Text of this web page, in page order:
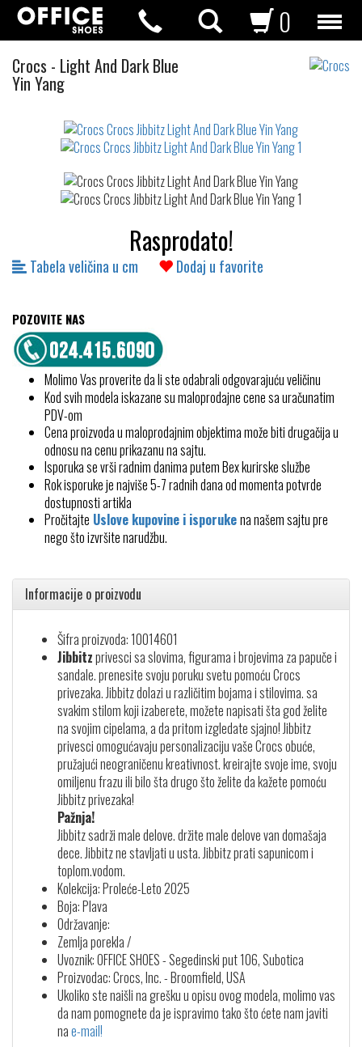
0
Crocs Crocs
Jibbitz
- Light And Dark Blue
Yin Yang
waterproof
waterrepellent
Rasprodato!
Tabela veličina u cm Dodaj u favorite
POZOVITE NAS
Molimo Vas proverite da li ste odabrali odgovarajuću veličinu
Kod svih modela iskazane su maloprodajne cene sa uračunatim
PDV-om
Cena proizvoda u maloprodajnim objektima može biti drugačija u
odnosu na cenu prikazanu na sajtu.
Isporuka se vrši radnim danima putem Bex kurirske službe
Rok isporuke je najviše 5-7 radnih dana od momenta potvrde
dostupnosti artikla
Pročitajte Uslove kupovine i isporukena našem sajtu pre
nego što izvršite narudžbu.
Informacije o proizvodu
Šifra proizvoda: 10014601
Jibbitzprivesci sa slovima, figurama i brojevima za papuče i
sandale. prenesite svoju poruku svetu pomoću Crocs
privezaka. Jibbitz dolazi u različitim bojama i stilovima. sa
svakim stilom koji izaberete, možete napisati šta god želite
na svojim cipelama, a da pritom izgledate sjajno! Jibbitz
privesci omogućavaju personalizaciju vaše Crocs obuće,
pružajući neograničenu kreativnost. kreirajte svoje ime, svoju
omiljenu frazu ili bilo šta drugo što želite da kažete pomoću
Jibbitz privezaka!
Pažnja!
Jibbitz sadrži male delove. držite male delove van domašaja
dece. Jibbitz ne stavljati u usta. Jibbitz prati sapunicom i
toplom.vodom.
Kolekcija: Proleće-Leto 2025
Boja: Plava
Održavanje:
Zemlja porekla /
Uvoznik: OFFICE SHOES - Segedinski put 106, Subotica
Proizvodac: Crocs, Inc. - Broomfield, USA
Ukoliko ste naišli na grešku u opisu ovog modela, molimo vas
da nam pomognete da je ispravimo tako što ćete nam javiti
nae-mail!